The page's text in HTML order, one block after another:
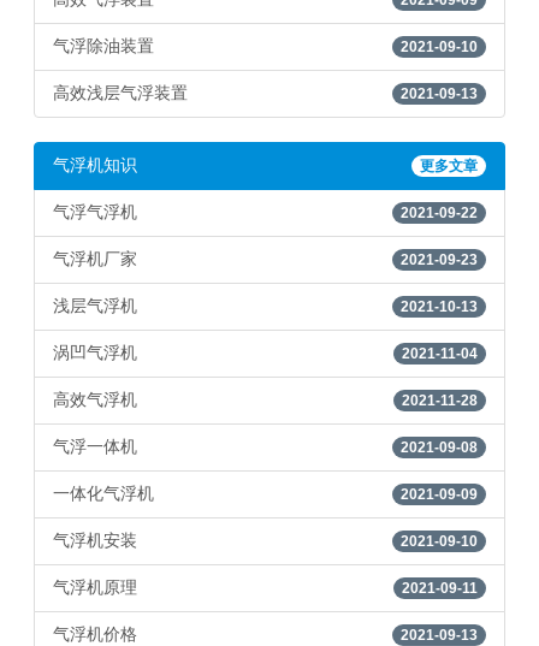
2021-09-10
气浮除油装置
2021-09-13
高效浅层气浮装置
更多文章
气浮机知识
2021-09-22
气浮气浮机
2021-09-23
气浮机厂家
2021-10-13
浅层气浮机
2021-11-04
涡凹气浮机
2021-11-28
高效气浮机
2021-09-08
气浮一体机
2021-09-09
一体化气浮机
2021-09-10
气浮机安装
2021-09-11
气浮机原理
2021-09-13
气浮机价格